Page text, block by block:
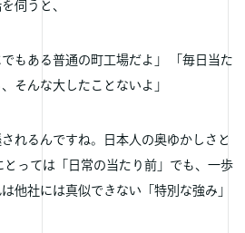
伺うと、
もある普通の町工場だよ」 「毎日当た
そんな大したことないよ」
れるんですね。日本人の奥ゆかしさと
っては「日常の当たり前」でも、一歩
他社には真似できない「特別な強み」